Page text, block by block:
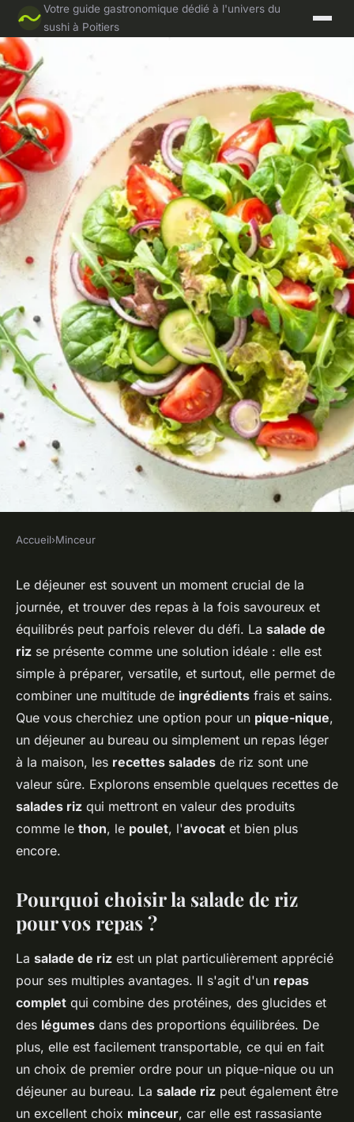
Votre guide gastronomique dédié à l'univers du
sushi à Poitiers
Quelles recettes de salades de
riz complet pour un déjeuner
léger ?
Mélina• 18 mai 2024•6 min de lecture
Accueil›Minceur
Le déjeuner est souvent un moment crucial de la
journée, et trouver des repas à la fois savoureux et
équilibrés peut parfois relever du défi. La salade de
riz se présente comme une solution idéale : elle est
simple à préparer, versatile, et surtout, elle permet de
combiner une multitude de ingrédients frais et sains.
Que vous cherchiez une option pour un pique-nique,
un déjeuner au bureau ou simplement un repas léger
à la maison, les recettes salades de riz sont une
valeur sûre. Explorons ensemble quelques recettes de
salades riz qui mettront en valeur des produits
comme le thon, le poulet, l'avocat et bien plus
encore.
Pourquoi choisir la salade de riz
pour vos repas ?
La salade de riz est un plat particulièrement apprécié
pour ses multiples avantages. Il s'agit d'un repas
complet qui combine des protéines, des glucides et
des légumes dans des proportions équilibrées. De
plus, elle est facilement transportable, ce qui en fait
un choix de premier ordre pour un pique-nique ou un
déjeuner au bureau. La salade riz peut également être
un excellent choix minceur, car elle est rassasiante